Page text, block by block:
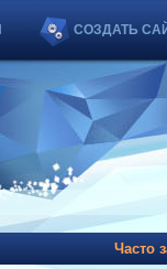
СОЗДАТЬ
Часто